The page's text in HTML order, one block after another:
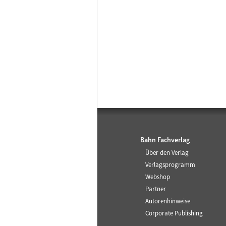
Bahn Fachverlag
Über den Verlag
Verlagsprogramm
Webshop
Partner
Autorenhinweise
Corporate Publishing